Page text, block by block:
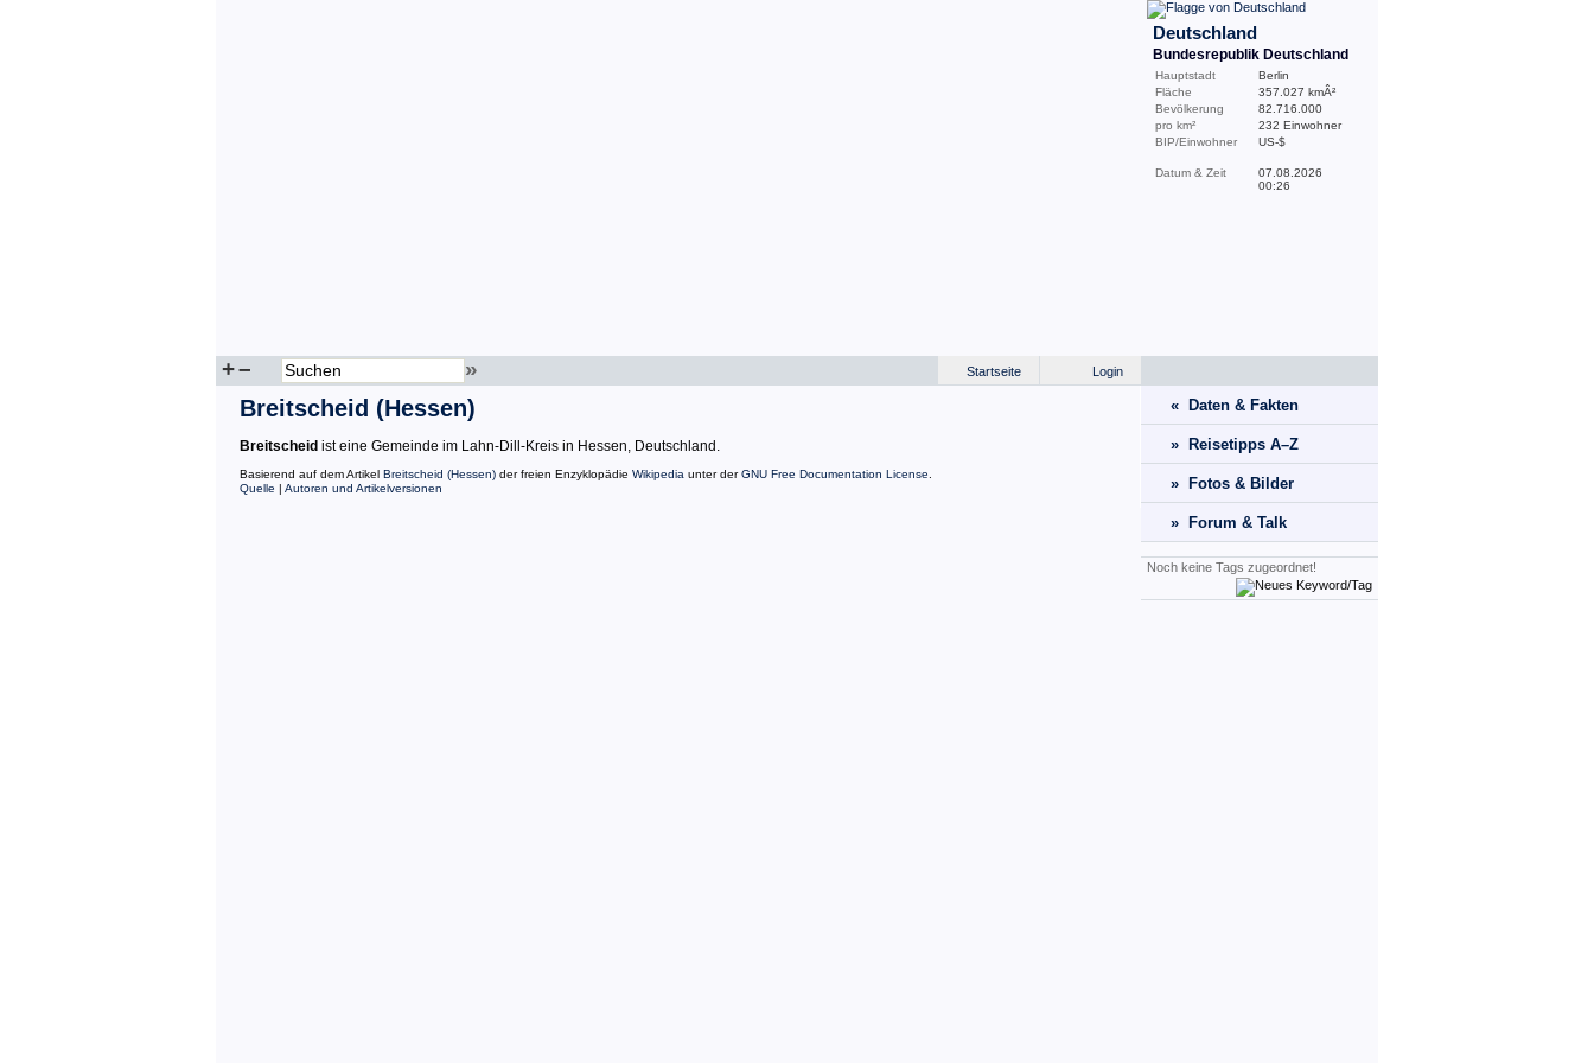
Deutschland
Bundesrepublik Deutschland
Hauptstadt
Berlin
Fläche
357.027 kmÂ²
Bevölkerung
82.716.000
pro km²
232 Einwohner
BIP/Einwohner
US-$
Datum & Zeit
07.08.2026
00:26
+– » Login
Startseite
Breitscheid (Hessen)
Breitscheid ist eine Gemeinde im Lahn-Dill-Kreis in Hessen, Deutschland.
Basierend auf dem Artikel Breitscheid (Hessen) der freien Enzyklopädie Wikipedia unter derGNU Free Documentation License
Quelle | Autoren und Artikelversionen
« Daten & Fakten
» Reisetipps A–Z
» Fotos & Bilder
» Forum & Talk
Noch keine Tags zugeordnet!